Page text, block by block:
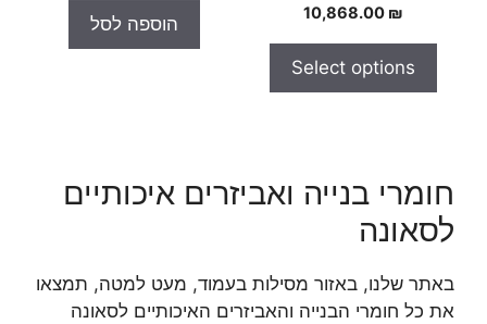
0
o
o
5
10,868.00 ₪
Select options
o
5
היה:
48.00 ₪.
הוספה לסל
חומרי בנייה ואביזרים איכותיים
לסאונה
באתר שלנו, באזור מסילות בעמוד, מעט למטה, תמצאו
את כל חומרי הבנייה והאביזרים האיכותיים לסאונה